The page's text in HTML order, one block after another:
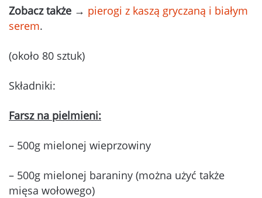
Zobacz także → pierogi z kaszą gryczaną i białym
serem.
(około 80 sztuk)
Składniki:
Farsz na pielmieni:
– 500g mielonej wieprzowiny
– 500g mielonej baraniny (można użyć także
mięsa wołowego)